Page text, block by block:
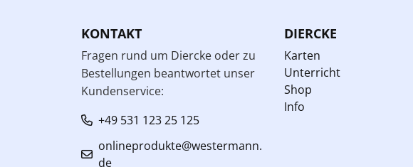
KONTAKT
Fragen rund um Diercke oder zu
Bestellungen beantwortet unser
Kundenservice:
+49 531 123 25 125
onlineprodukte@westermann.
de
DIERCKE
Karten
Unterricht
Shop
Info